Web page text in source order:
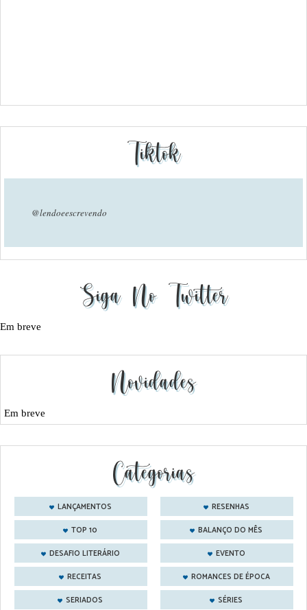
Tiktok
@lendoeescrevendo
Siga No Twitter
Em breve
Novidades
Em breve
Categorias
LANÇAMENTOS
RESENHAS
TOP 10
BALANÇO DO MÊS
DESAFIO LITERÁRIO
EVENTO
RECEITAS
ROMANCES DE ÉPOCA
SERIADOS
SÉRIES